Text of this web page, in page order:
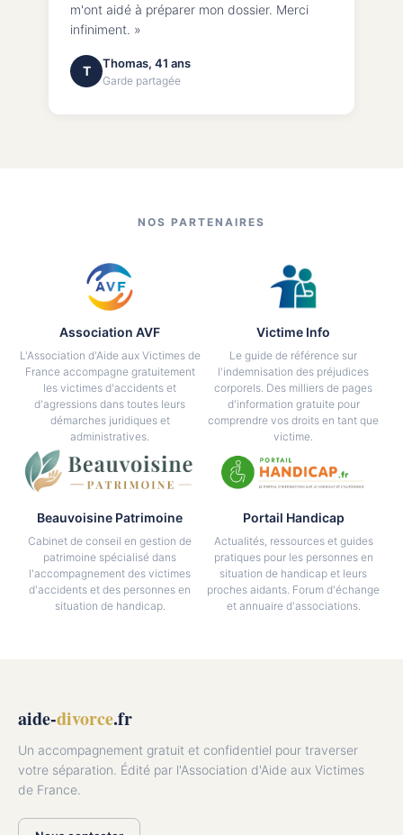
m'ont aidé à préparer mon dossier. Merci
infiniment. »
T
Thomas, 41 ans
Garde partagée
NOS PARTENAIRES
Association AVF
L'Association d'Aide aux Victimes de
France accompagne gratuitement
les victimes d'accidents et
d'agressions dans toutes leurs
démarches juridiques et
administratives.
Victime Info
Le guide de référence sur
l'indemnisation des préjudices
corporels. Des milliers de pages
d'information gratuite pour
comprendre vos droits en tant que
victime.
Beauvoisine Patrimoine
Cabinet de conseil en gestion de
patrimoine spécialisé dans
l'accompagnement des victimes
d'accidents et des personnes en
situation de handicap.
Portail Handicap
Actualités, ressources et guides
pratiques pour les personnes en
situation de handicap et leurs
proches aidants. Forum d'échange
et annuaire d'associations.
aide-divorce.fr
Un accompagnement gratuit et confidentiel pour traverser
votre séparation. Édité par l'Association d'Aide aux Victimes
de France.